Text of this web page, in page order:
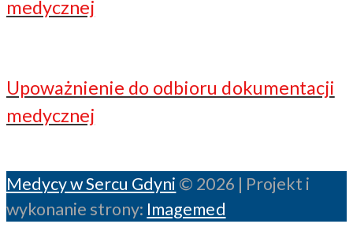
medycznej
Upoważnienie do odbioru dokumentacji
medycznej
Medycy w Sercu Gdyni © 2026 | Projekt i
wykonanie strony: Imagemed